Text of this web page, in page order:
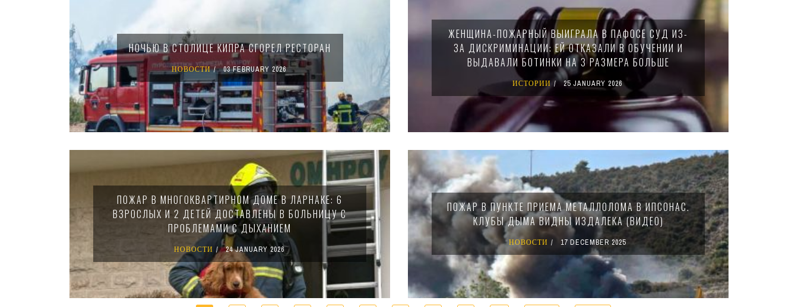
НОЧЬЮ В СТОЛИЦЕ КИПРА СГОРЕЛ РЕСТОРАН
НОВОСТИ 03 FEBRUARY 2026
ЖЕНЩИНА-ПОЖАРНЫЙ ВЫИГРАЛА В ПАФОСЕ СУД ИЗ-
ЗА ДИСКРИМИНАЦИИ: ЕЙ ОТКАЗАЛИ В ОБУЧЕНИИ И
ВЫДАВАЛИ БОТИНКИ НА 3 РАЗМЕРА БОЛЬШЕ
ИСТОРИИ 25 JANUARY 2026
ПОЖАР В МНОГОКВАРТИРНОМ ДОМЕ В ЛАРНАКЕ: 6
ВЗРОСЛЫХ И 2 ДЕТЕЙ ДОСТАВЛЕНЫ В БОЛЬНИЦУ С
ПРОБЛЕМАМИ С ДЫХАНИЕМ
НОВОСТИ 24 JANUARY 2026
ПОЖАР В ПУНКТЕ ПРИЕМА МЕТАЛЛОЛОМА В ИПСОНАС.
КЛУБЫ ДЫМА ВИДНЫ ИЗДАЛЕКА (ВИДЕО)
НОВОСТИ 17 DECEMBER 2025